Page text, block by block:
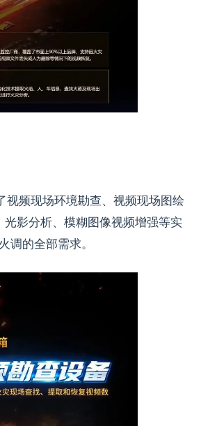
视频现场环境勘查、视频现场图绘
影分析、模糊图像视频增强等实
调的全部需求。